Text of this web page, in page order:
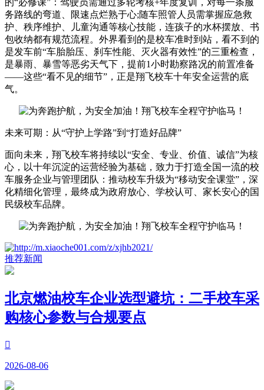
务路线的弯道、限速点烂熟于心;随车照管人员需掌握应急救
护、秩序维护、儿童沟通等核心技能，连孩子的水杯摆放、书
包收纳都有规范流程。外界看到的是校车准时到站，看不到的
是发车前“车胎胎压、刹车性能、灭火器有效性”的三重检查，
是暴雨、暴雪等恶劣天气下，提前1小时勘察路况的前置准备
——这些“看不见的细节”，正是翔飞校车十年安全运营的底
气。
未来可期：从“守护上学路”到“打造好品牌”
面向未来，翔飞校车将持续以“安全、专业、价值、诚信”为核
心，以十年沉淀的运营经验为基础，致力于打造全国一流的校
车服务企业与管理团队：推动校车升级为“移动安全课堂”，深
化精细化管理，最终成为政府放心、学校认可、家长安心的国
民级校车品牌。
推荐新闻
北京燃油校车企业选型避坑：二手校车采
购核心参数与合规要点

2026-08-06